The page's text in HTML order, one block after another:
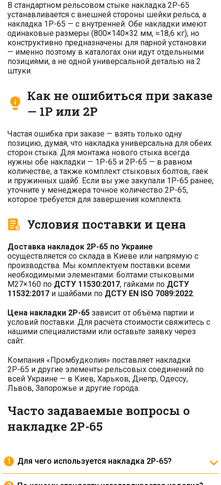
В стандартном рельсовом стыке накладка 2Р-65
устанавливается с внешней стороны шейки рельса, а
накладка 1Р-65 — с внутренней. Обе накладки имеют
одинаковые размеры (800×140×32 мм, ≈18,6 кг), но
конструктивно предназначены для парной установки
— именно поэтому в каталогах они идут отдельными
позициями, а не одной универсальной деталью на 2
штуки.
Как не ошибиться при заказе
— 1Р или 2Р
Частая ошибка при заказе — взять только одну
позицию, думая, что накладка универсальна для обеих
сторон стыка. Для монтажа нового стыка всегда
нужны обе накладки — 1Р-65 и 2Р-65 — в равном
количестве, а также комплект стыковых болтов, гаек
и пружинных шайб. Если вы уже закупали 1Р-65 ранее,
уточните у менеджера точное количество 2Р-65,
которое требуется для завершения комплекта.
Условия поставки и цена
Доставка накладок 2Р-65 по Украине
осуществляется со склада в Киеве или напрямую с
производства. Мы комплектуем поставки всеми
необходимыми элементами: болтами стыковыми
М27×160 по ДСТУ 11530:2017, гайками по ДСТУ
11532:2017 и шайбами по ДСТУ EN ISO 7089:2022.
Цена накладки 2Р-65 зависит от объёма партии и
условий поставки. Для расчёта стоимости свяжитесь с
нашими специалистами или оставьте заявку через
сайт.
Компания «Промбудколия» поставляет накладки
2Р-65 и другие элементы рельсовых соединений по
всей Украине — в Киев, Харьков, Днепр, Одессу,
Львов, Запорожье и другие города.
Часто задаваемые вопросы о
накладке 2Р-65
Для чего используется накладка 2Р-65?